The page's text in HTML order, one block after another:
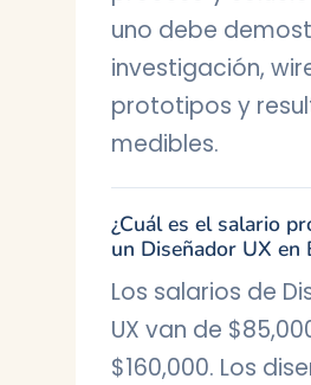
uno debe
investigación,
prototipos y
medibles.
¿Cuál es el salario
un Diseñador UX en
Los salarios de
UX van de
$160,000. Los